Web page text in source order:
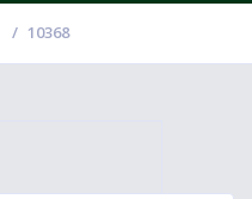
10368